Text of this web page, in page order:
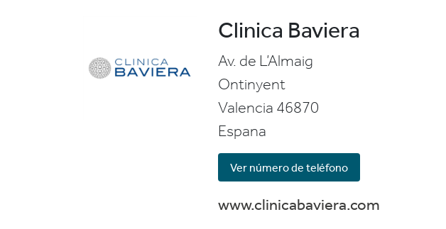
Clinica Baviera
Av. de L’Almaig
Ontinyent
Valencia 46870
Espana
Ver número de teléfono
www.clinicabaviera.com